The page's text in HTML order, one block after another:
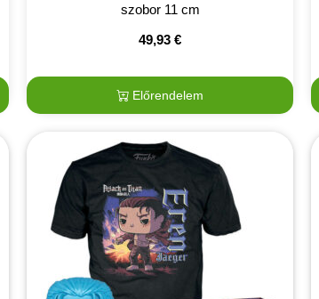
szobor 11 cm
49,93 €
Előrendelem